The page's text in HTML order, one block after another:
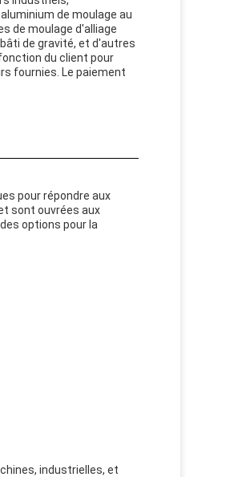
de moulage au
de moulage d'alliage
de gravité, et d'autres
du client pour
fournies. Le paiement
pour répondre aux
sont ouvrées aux
options pour la
industrielles, et